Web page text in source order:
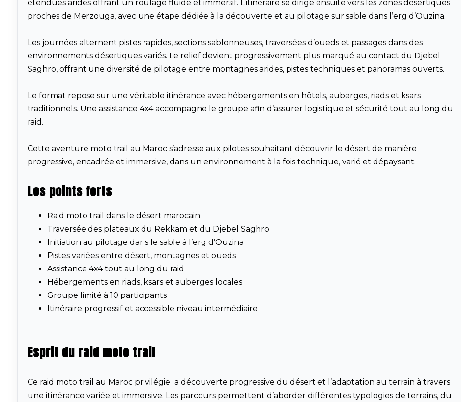
étendues arides offrant un roulage fluide et immersif. L’itinéraire se dirige ensuite vers les zones désertiques
proches de Merzouga, avec une étape dédiée à la découverte et au pilotage sur sable dans l’erg d’Ouzina.
Les journées alternent pistes rapides, sections sablonneuses, traversées d’oueds et passages dans des
environnements désertiques variés. Le relief devient progressivement plus marqué au contact du Djebel
Saghro, offrant une diversité de pilotage entre montagnes arides, pistes techniques et panoramas ouverts.
Le format repose sur une véritable itinérance avec hébergements en hôtels, auberges, riads et ksars
traditionnels. Une assistance 4x4 accompagne le groupe afin d’assurer logistique et sécurité tout au long du
raid.
Cette aventure moto trail au Maroc s’adresse aux pilotes souhaitant découvrir le désert de manière
progressive, encadrée et immersive, dans un environnement à la fois technique, varié et dépaysant.
Les points forts
Raid moto trail dans le désert marocain
Traversée des plateaux du Rekkam et du Djebel Saghro
Initiation au pilotage dans le sable à l’erg d’Ouzina
Pistes variées entre désert, montagnes et oueds
Assistance 4x4 tout au long du raid
Hébergements en riads, ksars et auberges locales
Groupe limité à 10 participants
Itinéraire progressif et accessible niveau intermédiaire
Esprit du raid moto trail
Ce raid moto trail au Maroc privilégie la découverte progressive du désert et l’adaptation au terrain à travers
une itinérance variée et immersive. Les parcours permettent d’aborder différentes typologies de terrains, du